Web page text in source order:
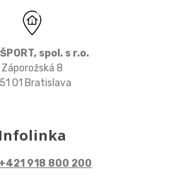
spol. s r.o.
Záporožská 8
01 Bratislava
Infolinka
+421 918 800 200